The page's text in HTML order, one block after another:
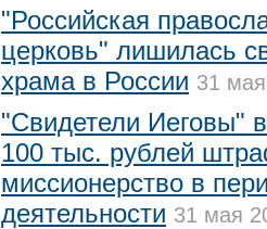
"Российская
церковь" лишилась
храма в России 31
"Свидетели Иеговы"
100 тыс. рублей
миссионерство в
деятельности 31 мая